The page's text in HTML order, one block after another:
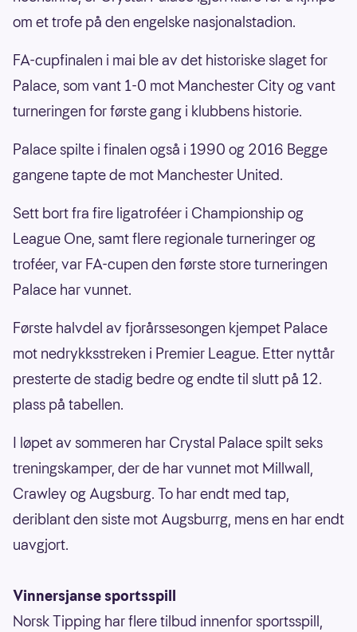
om et trofe på den engelske nasjonalstadion.
FA-cupfinalen i mai ble av det historiske slaget for
Palace, som vant 1-0 mot Manchester City og vant
turneringen for første gang i klubbens historie.
Palace spilte i finalen også i 1990 og 2016 Begge
gangene tapte de mot Manchester United.
Sett bort fra fire ligatroféer i Championship og
League One, samt flere regionale turneringer og
troféer, var FA-cupen den første store turneringen
Palace har vunnet.
Første halvdel av fjorårssesongen kjempet Palace
mot nedrykksstreken i Premier League. Etter nyttår
presterte de stadig bedre og endte til slutt på 12.
plass på tabellen.
I løpet av sommeren har Crystal Palace spilt seks
treningskamper, der de har vunnet mot Millwall,
Crawley og Augsburg. To har endt med tap,
deriblant den siste mot Augsburrg, mens en har endt
uavgjort.
Vinnersjanse sportsspill
Norsk Tipping har flere tilbud innenfor sportsspill,